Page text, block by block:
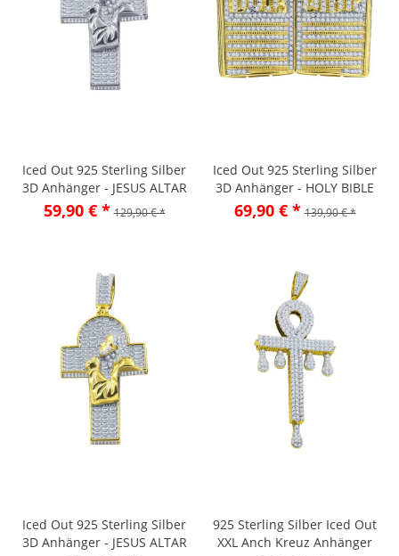
Iced Out 925 Sterling Silber
3D Anhänger - JESUS ALTAR
59,90 € * 129,90 € *
Iced Out 925 Sterling Silber
3D Anhänger - HOLY BIBLE
gold
69,90 € * 139,90 € *
Iced Out 925 Sterling Silber
3D Anhänger - JESUS ALTAR
925 Sterling Silber Iced Out
XXL Anch Kreuz Anhänger